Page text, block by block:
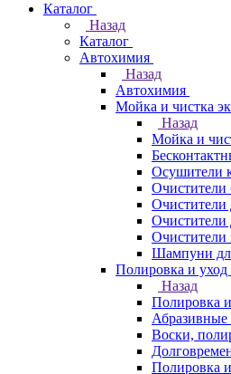
Каталог
Назад
Каталог
Автохимия
Назад
Автохимия
Мойка и чистка
Назад
Мойка и
Осушители
Очистители
Очистители
Очистители
Очистители
Шампуни
Полировка и уход
Назад
Полировка и
Воски,
Полировка